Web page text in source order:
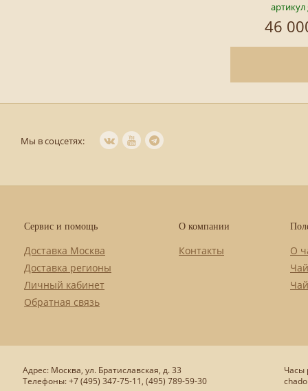
артикул
46
Мы в соцсетях:
Сервис и помощь
Доставка Москва
Доставка регионы
Личный кабинет
Обратная связь
О компании
Контакты
О
Адрес: Москва, ул. Братиславская, д. 33
Телефоны: +7 (495) 347-75-11, (495) 789-59-30
Часы